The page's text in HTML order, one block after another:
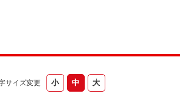
サイズ変更